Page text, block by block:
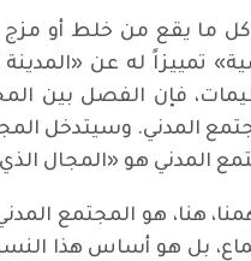
ما يقع من خلط أو مزج
تمييزاً له عن
فإن الفصل بين
المدني. وسيتدخل
المدني هو «المجال
هنا، هو المجتمع
بل هو أساس هذا